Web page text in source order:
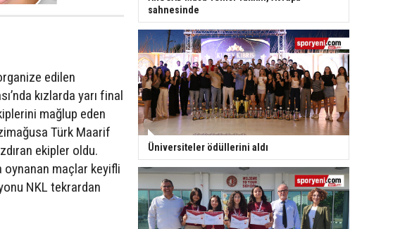
edilen
kızlarda yarı final
mağlup eden
Türk Maarif
ekipler oldu.
oynanan maçlar keyifli
NKL tekrardan
sahnesinde
Üniversiteler ödüllerini aldı